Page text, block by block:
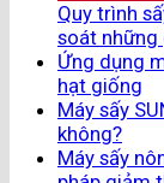
Quy trình
soát những
Ứng dụng
hạt giống
Máy sấy
không?
Máy sấy